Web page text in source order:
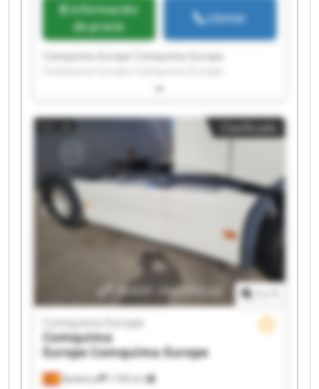
Información
de precio
Llamar
Comquima Europe Comquima Europe
Comquima Europe Comquima Europe
Comquima Europe Comquima Europe
Comquima Europe Comquima Europe
Comquima Europe Comquima Europe
Comquima Europe Comquima Europe
Comquima Europe Comquima Europe
Comquima Europe Comquima Europe
Clasificado
Badalona 7.785 km
Comquima Europe
Comquima
EuropeComquima Europe